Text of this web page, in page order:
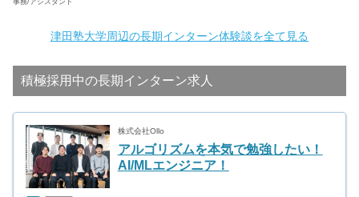
津田塾大学周辺の長期インターン体験談を全て見る
積極採用中の長期インターン求人
株式会社Ollo
アルゴリズムを本気で勉強したい！
AI/MLエンジニア！